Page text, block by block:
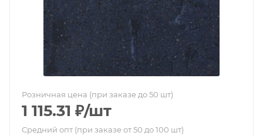
Розничная цена (при заказе до 50 шт)
1 115.31 ₽/шт
Средний опт (при заказе от 50 до 100 шт)